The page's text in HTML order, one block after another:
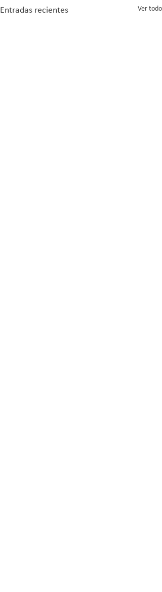
Entradas recientes Ver todo